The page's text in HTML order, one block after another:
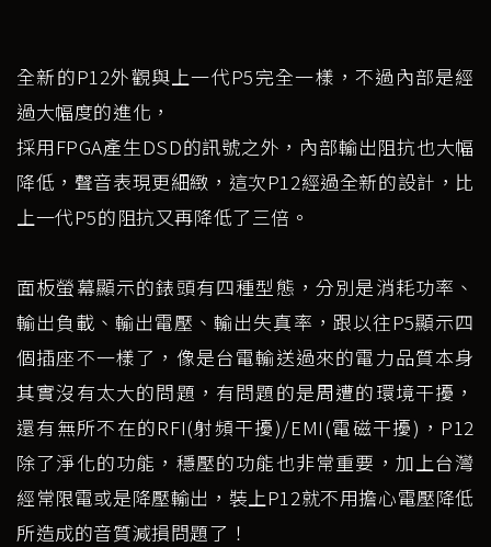
全新的P12外觀與上一代P5完全一樣，不過內部是經
過大幅度的進化，
採用FPGA產生DSD的訊號之外，內部輸出阻抗也大幅
降低，聲音表現更細緻，這次P12經過全新的設計，比
上一代P5的阻抗又再降低了三倍。
面板螢幕顯示的錶頭有四種型態，分別是消耗功率、
輸出負載、輸出電壓、輸出失真率，跟以往P5顯示四
個插座不一樣了，像是台電輸送過來的電力品質本身
其實沒有太大的問題，有問題的是周遭的環境干擾，
還有無所不在的RFI(射頻干擾)/EMI(電磁干擾)，P12
除了淨化的功能，穩壓的功能也非常重要，加上台灣
經常限電或是降壓輸出，裝上P12就不用擔心電壓降低
所造成的音質減損問題了！